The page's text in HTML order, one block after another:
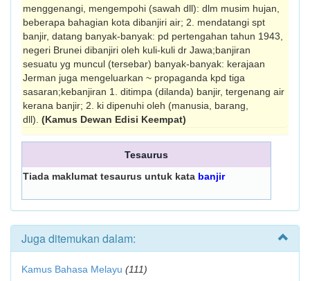
menggenangi, mengempohi (sawah dll): dlm musim hujan,
beberapa bahagian kota dibanjiri air; 2. mendatangi spt
banjir, datang banyak-banyak: pd pertengahan tahun 1943,
negeri Brunei dibanjiri oleh kuli-kuli dr Jawa;banjiran
sesuatu yg muncul (tersebar) banyak-banyak: kerajaan
Jerman juga mengeluarkan ~ propaganda kpd tiga
sasaran;kebanjiran 1. ditimpa (dilanda) banjir, tergenang air
kerana banjir; 2. ki dipenuhi oleh (manusia, barang,
dll). (Kamus Dewan Edisi Keempat)
Tesaurus
Tiada maklumat tesaurus untuk kata banjir
Juga ditemukan dalam:
Kamus Bahasa Melayu (111)